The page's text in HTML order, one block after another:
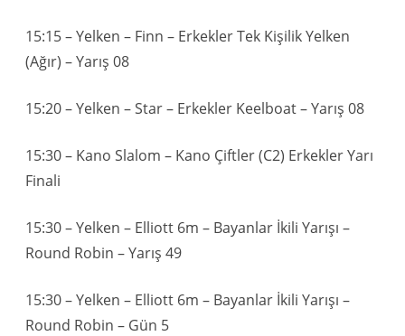
15:15 – Yelken – Finn – Erkekler Tek Kişilik Yelken
(Ağır) – Yarış 08
15:20 – Yelken – Star – Erkekler Keelboat – Yarış 08
15:30 – Kano Slalom – Kano Çiftler (C2) Erkekler Yarı
Finali
15:30 – Yelken – Elliott 6m – Bayanlar İkili Yarışı –
Round Robin – Yarış 49
15:30 – Yelken – Elliott 6m – Bayanlar İkili Yarışı –
Round Robin – Gün 5